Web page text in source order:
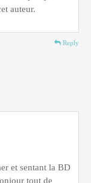
auteur.
Reply
et sentant la BD
tout de